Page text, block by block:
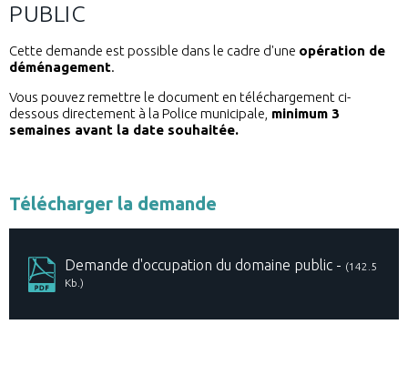
PUBLIC
Cette demande est possible dans le cadre d'une opération de
déménagement.
Vous pouvez remettre le document en téléchargement ci-
dessous directement à la Police municipale, minimum 3
semaines avant la date souhaitée.
Télécharger la demande
Demande d'occupation du domaine public - (142.5
Kb.)